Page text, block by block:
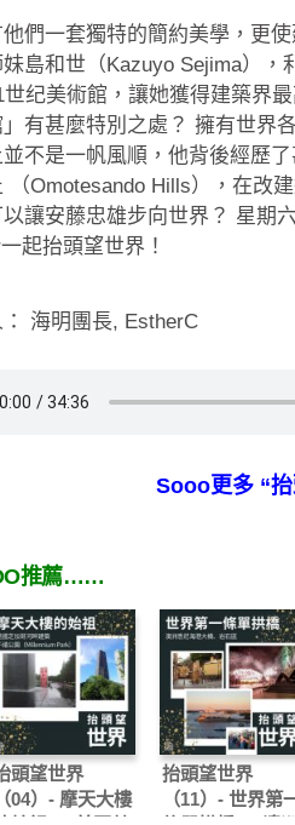
們一套獨特的簡約美學，更
島和世（Kazuyo Sejima），
世纪美術館，讓她獲得建築界
有甚麼特別之處？ 擁有世界
不是一帆風順，他背後經歷
（Omotesando Hills），在改
讓安藤忠雄步向世界？ 星期
起抬頭望世界！
海明團長, EstherC
Sooo更多 “
推薦……
頭望世界
04）- 摩天大樓
抬頭望世界
（11）- 世界第